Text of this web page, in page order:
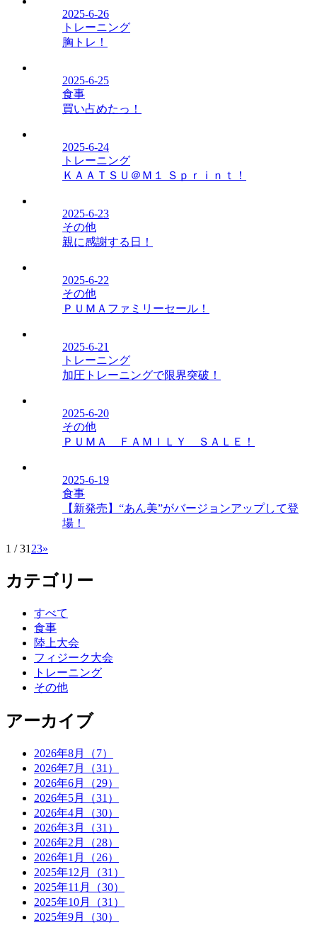
2025-6-26
トレーニング
胸トレ！
2025-6-25
食事
買い占めたっ！
2025-6-24
トレーニング
ＫＡＡＴＳＵ＠Ｍ１ Ｓｐｒｉｎｔ！
2025-6-23
その他
親に感謝する日！
2025-6-22
その他
ＰＵＭＡファミリーセール！
2025-6-21
トレーニング
加圧トレーニングで限界突破！
2025-6-20
その他
ＰＵＭＡ ＦＡＭＩＬＹ ＳＡＬＥ！
2025-6-19
食事
【新発売】“あん美”がバージョンアップして登
場！
1 / 3123»
カテゴリー
すべて
食事
陸上大会
フィジーク大会
トレーニング
その他
アーカイブ
2026年8月（7）
2026年7月（31）
2026年6月（29）
2026年5月（31）
2026年4月（30）
2026年3月（31）
2026年2月（28）
2026年1月（26）
2025年12月（31）
2025年11月（30）
2025年10月（31）
2025年9月（30）